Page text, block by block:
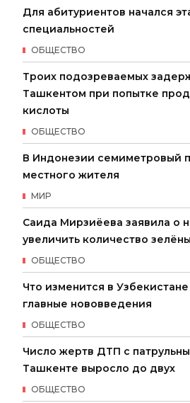
Для абитуриентов начался
специальностей
ОБЩЕСТВО
Троих подозреваемых
Ташкентом при попытке
кислоты
ОБЩЕСТВО
В Индонезии семиметровый
местного жителя
МИР
Саида Мирзиёева заявила о
увеличить количество
ОБЩЕСТВО
Что изменится в Узбекистане
главные нововведения
ОБЩЕСТВО
Число жертв ДТП с
Ташкенте выросло до двух
ОБЩЕСТВО